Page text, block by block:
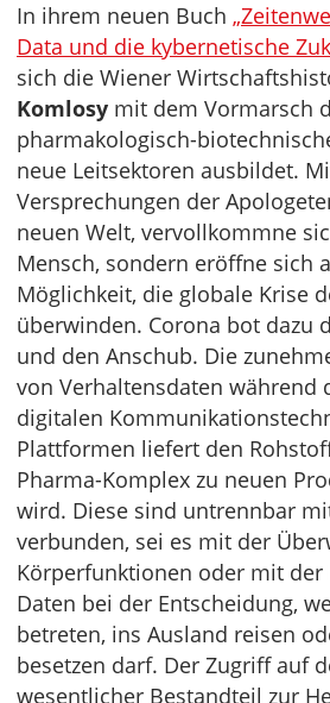
In ihrem neuen Buch
Data und die kybernetische
sich die Wiener
Komlosy mit dem Vormarsch
pharmakologisch-
neue Leitsektoren ausbildet.
Versprechungen der
neuen Welt, vervollkommne
Mensch, sondern eröffne sich
Möglichkeit, die globale Krise
überwinden. Corona bot dazu
und den Anschub. Die
von Verhaltensdaten während
digitalen
Plattformen liefert den
Pharma-Komplex zu neuen
wird. Diese sind untrennbar
verbunden, sei es mit der
Körperfunktionen oder mit der
Daten bei der Entscheidung,
betreten, ins Ausland reisen
besetzen darf. Der Zugriff auf
wesentlicher Bestandteil zur